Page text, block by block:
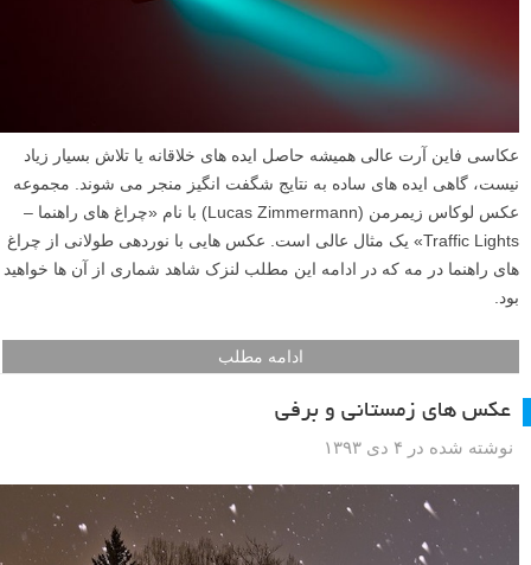
عکاسی فاین آرت عالی همیشه حاصل ایده های خلاقانه یا تلاش بسیار زیاد
نیست، گاهی ایده های ساده به نتایج شگفت انگیز منجر می شوند. مجموعه
عکس لوکاس زیمرمن (Lucas Zimmermann) با نام «چراغ های راهنما –
Traffic Lights» یک مثال عالی است. عکس هایی با نوردهی طولانی از چراغ
های راهنما در مه که در ادامه این مطلب لنزک شاهد شماری از آن ها خواهید
بود.
ادامه مطلب
عکس های زمستانی و برفی
نوشته شده در ۴ دی ۱۳۹۳